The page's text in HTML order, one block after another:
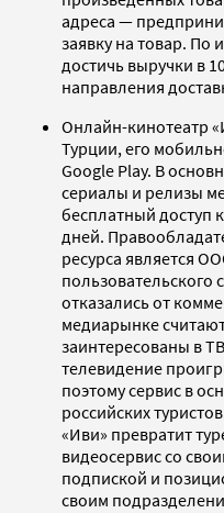
адреса —
заявку на товар. По
достичь выручки в
направления
Онлайн-кинотеатр
Турции, его
Google Play. В
сериалы и релизы
бесплатный доступ
дней.
ресурса является
пользовательского
отказались от
медиарынке
заинтересованы в
телевидение
поэтому сервис в
российских
«Иви» превратит
видеосервис со
подпиской и
своим